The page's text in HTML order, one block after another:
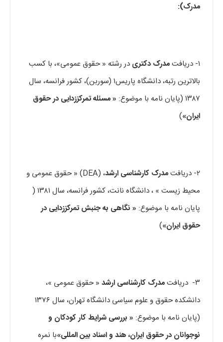
مدرک):
۱- دریافت مدرک دکتری در رشته « حقوق عمومی»، با کسب
بالاترین رتبه، دانشگاه پاریس۱ (سوربن)، کشور فرانسه، سال
۱۳۸۷ (پایان نامه با موضوع:
« مسئله تمرکززدایی در حقوق
ایران»)
۲- دریافت مدرک کارشناسی ارشد
، (DEA) « حقوق عمومی و
محیط زیست » ، دانشگاه نانت، کشور فرانسه، سال ۱۳۸۱ (
پایان نامه با موضوع: « نگاهی به جنبش تمرکززدایی در
حقوق ایران»)
۳- دریافت مدرک کارشناسی ارشد « حقوق عمومی »،
دانشکده حقوق و علوم سیاسی دانشگاه تهران، سال ۱۳۷۶
(پایان نامه با موضوع: « بررسی شرایط کار کودکان و
نوجوانان در حقوق ایران، هند و اسناد بین المللی»با نمره